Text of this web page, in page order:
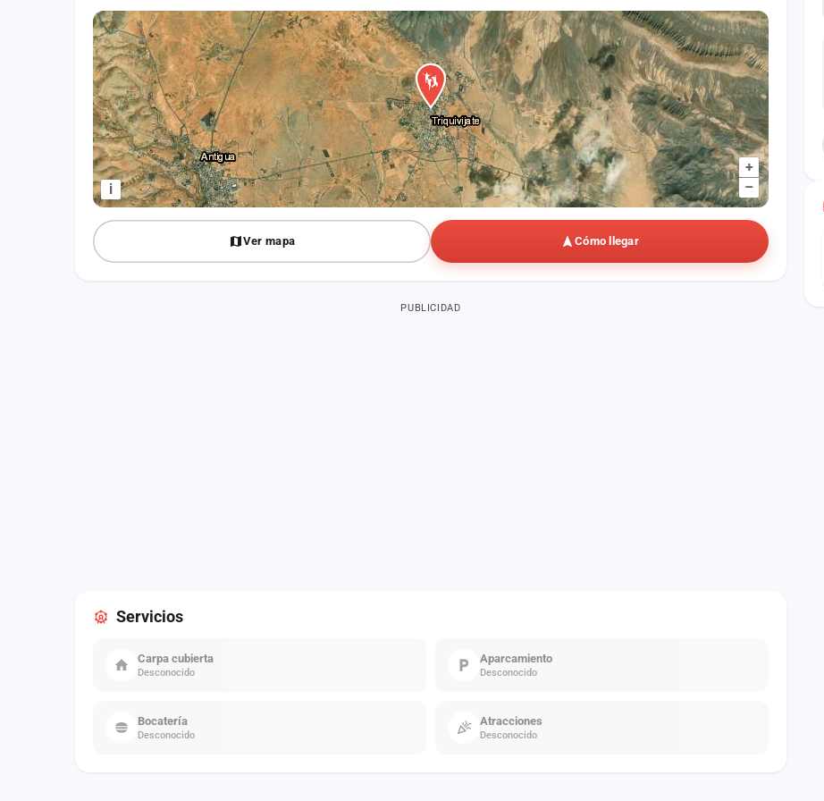
+
–
i
Ver mapa Cómo llegar
PUBLICIDAD
Servicios
Carpa cubierta
Desconocido
Aparcamiento
Desconocido
Bocatería
Desconocido
Atracciones
Desconocido
Iniciar sesión
Crear cuenta